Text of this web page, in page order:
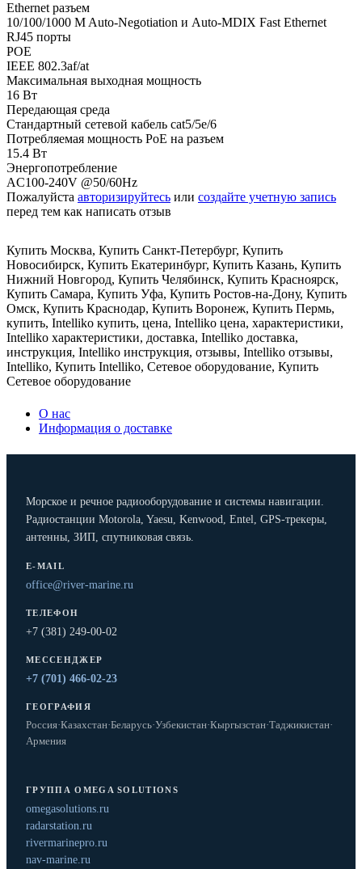
Ethernet разъем
10/100/1000 M Auto-Negotiation и Auto-MDIX Fast Ethernet
RJ45 порты
POE
IEEE 802.3af/at
Максимальная выходная мощность
16 Вт
Передающая среда
Стандартный сетевой кабель cat5/5e/6
Потребляемая мощность PoE на разъем
15.4 Вт
Энергопотребление
AC100-240V @50/60Hz
Пожалуйста авторизируйтесь или создайте учетную запись
перед тем как написать отзыв
Купить Москва, Купить Санкт-Петербург, Купить
Новосибирск, Купить Екатеринбург, Купить Казань, Купить
Нижний Новгород, Купить Челябинск, Купить Красноярск,
Купить Самара, Купить Уфа, Купить Ростов-на-Дону, Купить
Омск, Купить Краснодар, Купить Воронеж, Купить Пермь,
купить, Intelliko купить, цена, Intelliko цена, характеристики,
Intelliko характеристики, доставка, Intelliko доставка,
инструкция, Intelliko инструкция, отзывы, Intelliko отзывы,
Intelliko, Купить Intelliko, Сетевое оборудование, Купить
Сетевое оборудование
О нас
Информация о доставке
Морское и речное радиооборудование и системы навигации.
Радиостанции Motorola, Yaesu, Kenwood, Entel, GPS-трекеры,
антенны, ЗИП, спутниковая связь.
E-MAIL
office@river-marine.ru
ТЕЛЕФОН
+7 (381) 249-00-02
МЕССЕНДЖЕР
+7 (701) 466-02-23
ГЕОГРАФИЯ
Россия·Казахстан·Беларусь·Узбекистан·Кыргызстан·Таджикистан·
Армения
ГРУППА OMEGA SOLUTIONS
omegasolutions.ru
radarstation.ru
rivermarinepro.ru
nav-marine.ru